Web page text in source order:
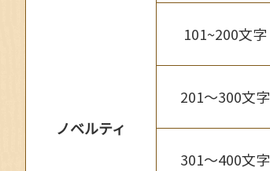
ノベルティ
101~200文字
201～300文字
301～400文字